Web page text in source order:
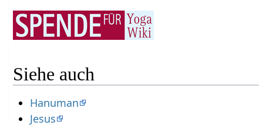
Siehe auch
Hanuman
Jesus